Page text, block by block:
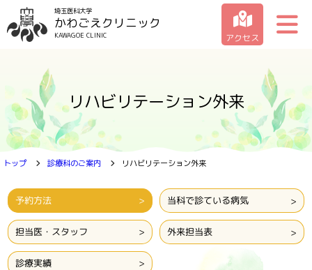
アクセス
埼玉医科大学
かわごえクリニック
KAWAGOE CLINIC
受診のご案内
診療科のご案内
リハビリテーション外来
トップ 診療科のご案内 リハビリテーション外来
予約方法 当科で診ている病気
担当医・スタッフ 外来担当表
診療実績